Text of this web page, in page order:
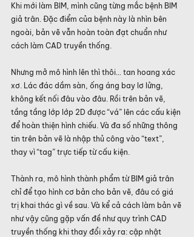
Khi mới làm BIM, mình cũng từng mắc bệnh BIM
giả trân. Đặc điểm của bệnh này là nhìn bên
ngoài, bản vẽ vẫn hoàn toàn đạt chuẩn như
cách làm CAD truyền thống.
Nhưng mở mô hình lên thì thôi… tan hoang xác
xơ. Lác đác dầm sàn, ống áng bay lơ lửng,
không kết nối đâu vào đâu. Rồi trên bản vẽ,
tầng tầng lớp lớp 2D được “vá” lên các cấu kiện
để hoàn thiện hình chiếu. Và đa số những thông
tin trên bản vẽ là nhập thủ công vào “text”,
thay vì “tag” trực tiếp từ cấu kiện.
Thành ra, mô hình thành phẩm từ BIM giả trân
chỉ để tạo hình cơ bản cho bản vẽ, đâu có giá
trị khai thác gì về sau. Và kể cả cách làm bản vẽ
như vậy cũng gặp vấn đề như quy trình CAD
truyền thống khi thay đổi xảy ra: cập nhật